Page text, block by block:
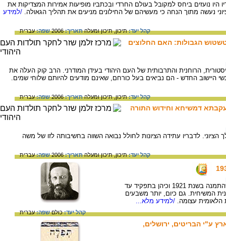
היו נועזים ביחס למקובל בעולם החרדי ובכתביו מופיעות אמירות המצדיקות את
נעשה מתוך הנחה כי מעשיהם של החילונים מניעים את תהליך הגאולה. /למידע
קהל יעד:תיכון,תיכון ומעלהתאריך:2006 שפה:עברית
הגבולות: האם החלוצים
הרוחנית והתרבותית של העם היהודי בעידן המודרני. הרב קוק העלה את
היישוב החדש - הם נביאים בעל כורחם, שאינם מודעים להיותם שלוחי שמים.
קהל יעד:תיכון,תיכון ומעלהתאריך:2006 שפה:עברית
דמשיחא וחידוש התורה
לדבריו עתידה הציונות לחולל נבואה השווה בחשיבותה לזו של משה
קהל יעד:תיכון,תיכון ומעלהתאריך:2006 שפה:עברית
הרב הראשי (אשכנזי) הראשון בארץ ישראל, שהתמנה בשנת 1921 וכיהן בתפקיד עד
המשיחית. גם כיום, יותר משבעים
הלאומית עצומה. /למידע מלא...
קהל יעד:כולםשפה:עברית
ע"י הבריטים, ירושלים,